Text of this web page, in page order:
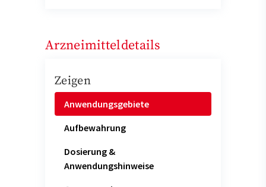
Arzneimitteldetails
Zeigen
Anwendungsgebiete
Aufbewahrung
Dosierung &
Anwendungshinweise